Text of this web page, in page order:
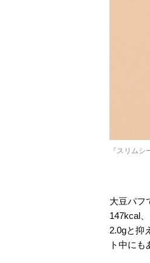
『スリム
大豆パフ
147kcal
2.0gと抑
ト中にも